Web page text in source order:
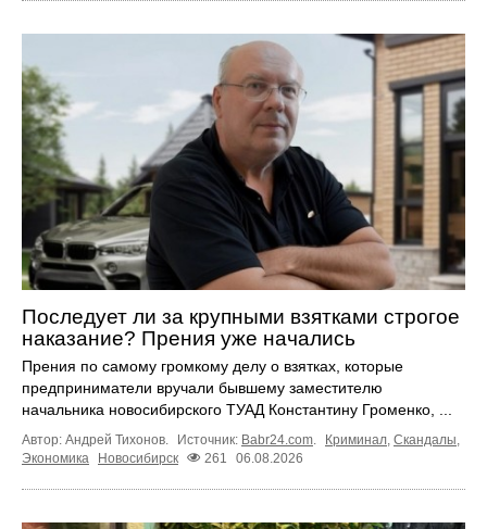
Последует ли за крупными взятками строгое
наказание? Прения уже начались
Прения по самому громкому делу о взятках, которые
предприниматели вручали бывшему заместителю
начальника новосибирского ТУАД Константину Громенко, ...
Автор: Андрей Тихонов. Источник: Babr24.com. Криминал, Скандалы,
Экономика
Новосибирск 261 06.08.2026